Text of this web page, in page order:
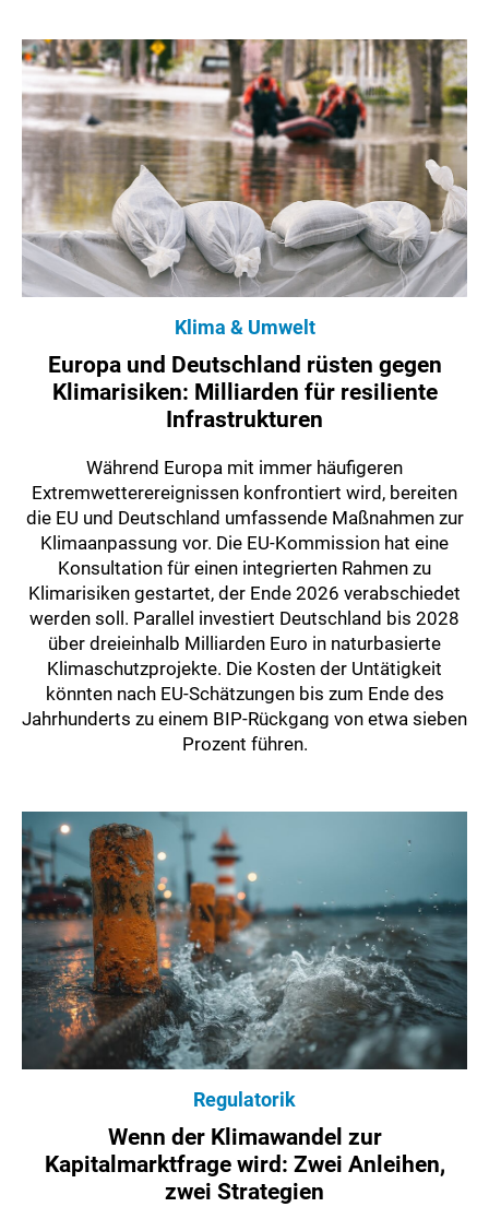
Klima & Umwelt
Europa und Deutschland rüsten gegen
Klimarisiken: Milliarden für resiliente
Infrastrukturen
Während Europa mit immer häufigeren
Extremwetterereignissen konfrontiert wird, bereiten
die EU und Deutschland umfassende Maßnahmen zur
Klimaanpassung vor. Die EU-Kommission hat eine
Konsultation für einen integrierten Rahmen zu
Klimarisiken gestartet, der Ende 2026 verabschiedet
werden soll. Parallel investiert Deutschland bis 2028
über dreieinhalb Milliarden Euro in naturbasierte
Klimaschutzprojekte. Die Kosten der Untätigkeit
könnten nach EU-Schätzungen bis zum Ende des
Jahrhunderts zu einem BIP-Rückgang von etwa sieben
Prozent führen.
Regulatorik
Wenn der Klimawandel zur
Kapitalmarktfrage wird: Zwei Anleihen,
zwei Strategien